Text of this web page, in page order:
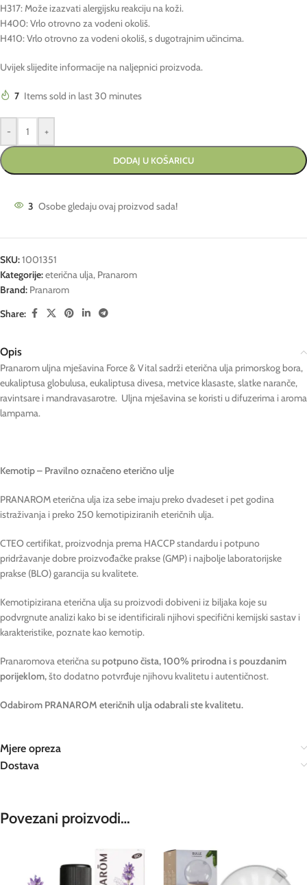
H317: Može izazvati alergijsku reakciju na koži.
H400: Vrlo otrovno za vodeni okoliš.
H410: Vrlo otrovno za vodeni okoliš, s dugotrajnim učincima.
Uvijek slijedite informacije na naljepnici proizvoda.
7 Items sold in last 30 minutes
- +
DODAJ U KOŠARICU
3 Osobe gledaju ovaj proizvod sada!
SKU:1001351
Kategorije:eterična ulja, Pranarom
Brand: Pranarom
Share:
Opis
Pranarom uljna mješavina Force & Vital sadrži eterična ulja primorskog bora,
eukaliptusa globulusa, eukaliptusa divesa, metvice klasaste, slatke naranče,
ravintsare i mandravasarotre. Uljna mješavina se koristi u difuzerima i aroma
lampama.
Kemotip – Pravilno označeno eterično ulje
PRANAROM eterična ulja iza sebe imaju preko dvadeset i pet godina
istraživanja i preko 250 kemotipiziranih eteričnih ulja.
CTEO certifikat, proizvodnja prema HACCP standardu i potpuno
pridržavanje dobre proizvođačke prakse (GMP) i najbolje laboratorijske
prakse (BLO) garancija su kvalitete.
Kemotipizirana eterična ulja su proizvodi dobiveni iz biljaka koje su
podvrgnute analizi kako bi se identificirali njihovi specifični kemijski sastav i
karakteristike, poznate kao kemotip.
Pranaromova eterična supotpuno čista, 100% prirodna i s pouzdanim
porijeklom,što dodatno potvrđuje njihovu kvalitetu i autentičnost.
Odabirom PRANAROM eteričnih ulja odabrali ste kvalitetu.
Mjere opreza
Dostava
Povezani proizvodi…